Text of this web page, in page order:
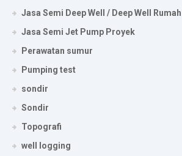
Jasa Semi Deep Well / Deep Well
Jasa Semi Jet Pump Proyek
Perawatan sumur
Pumping test
sondir
Sondir
Topografi
well logging